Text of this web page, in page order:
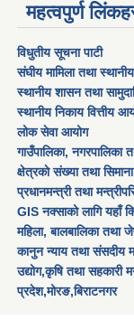
महत्वपुर्ण
विधुतीय सूचना पाटी
संघीय मामिला तथा
स्थानीय शासन तथा
स्थानीय निकाय वित्तीय
लोक सेवा आयोग
गाउँपालिका, नगरपालिका
क्षेत्रकाे स‌ंख्या तथा
प्रधानमन्त्री तथा
GIS नक्साको लागि यहाँ
महिला, बालबालिका तथा
कानुन न्याय तथा संसदीय
उद्योग,कृषि तथा सहकारी
प्रदेश,मोरङ,बिराटनगर